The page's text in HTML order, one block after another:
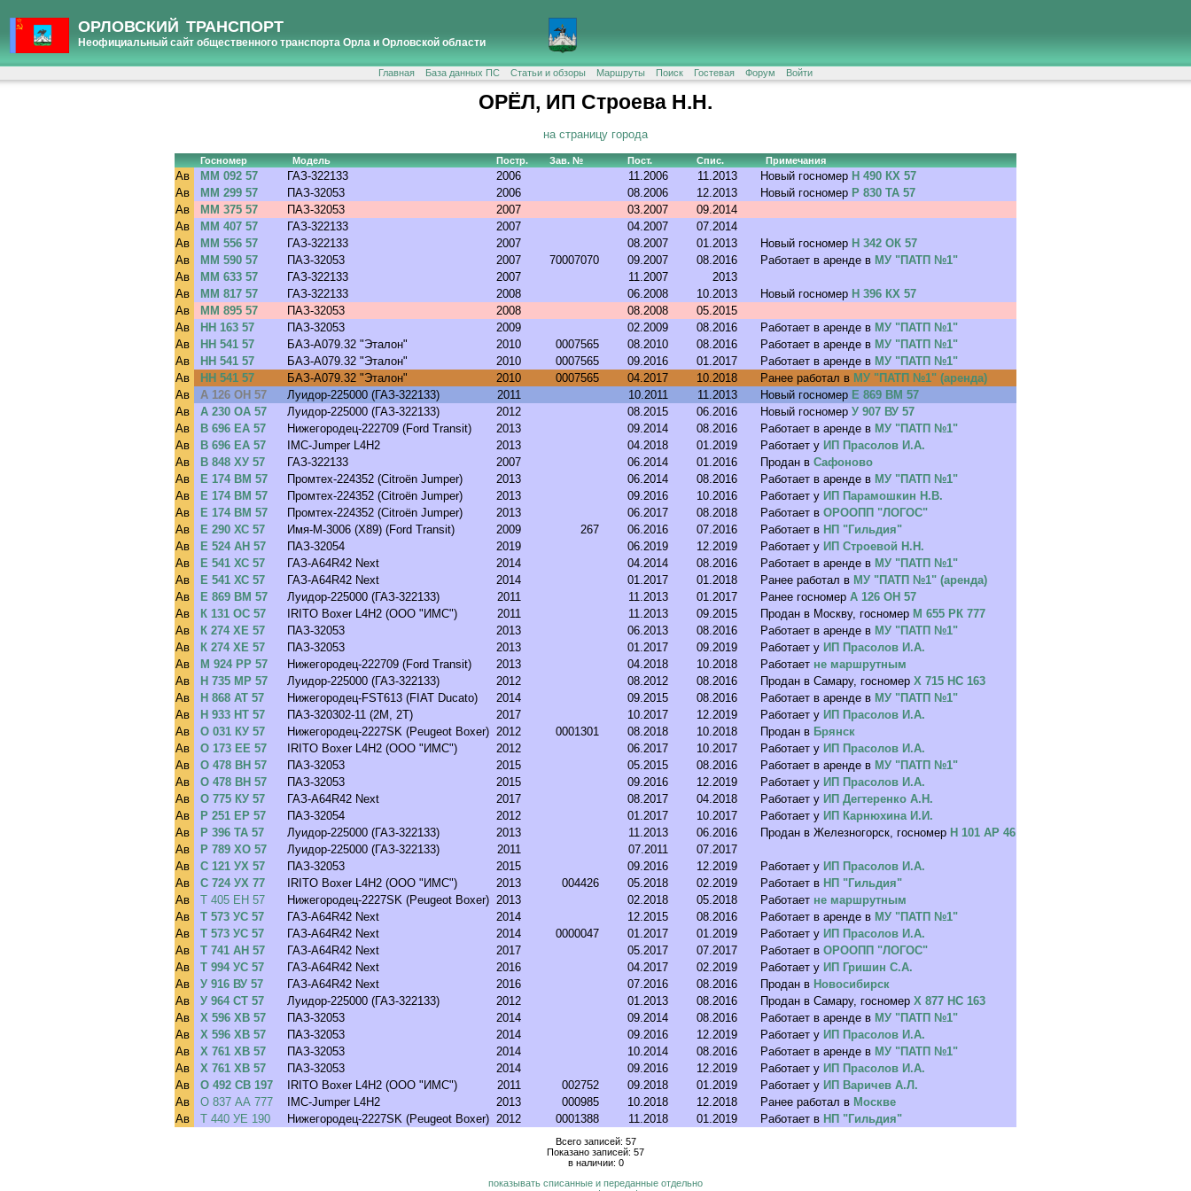
ОРЛОВСКИЙ ТРАНСПОРТ
Неофициальный сайт общественного транспорта Орла и Орловской области
Главная База данных ПС Статьи и обзоры Маршруты Поиск Гостевая Форум Войти
ОРЁЛ, ИП Строева Н.Н.
на страницу города
Госномер Модель Постр. Зав. № Пост. Спис. Примечания
Ав ММ 092 57 ГАЗ-322133 2006 11.2006 11.2013 Новый госномер Н 490 КХ 57
Ав
ММ 299 57 ПАЗ-32053 2006 08.2006 12.2013 Новый госномер Р 830 ТА 57
Ав
ММ 375 57 ПАЗ-32053 2007 03.2007
09.2014
Ав
ММ 407 57 ГАЗ-322133 2007 04.2007
07.2014
Ав
ММ 556 57 ГАЗ-322133 2007 08.2007 01.2013 Новый госномер Н 342 ОК 57
Ав
ММ 590 57 ПАЗ-32053 2007 70007070 09.2007 08.2016 Работает в аренде в МУ "ПАТП №1"
Ав
ММ 633 57 ГАЗ-322133 2007 11.2007
2013
Ав
ММ 817 57 ГАЗ-322133 2008 06.2008 10.2013 Новый госномер Н 396 КХ 57
Ав
ММ 895 57 ПАЗ-32053 2008 08.2008
05.2015
Ав
НН 163 57 ПАЗ-32053 2009 02.2009 08.2016 Работает в аренде в МУ "ПАТП №1"
Ав
НН 541 57 БАЗ-А079.32 "Эталон" 2010 0007565 08.2010 08.2016 Работает в аренде в МУ "ПАТП №1"
Ав
НН 541 57 БАЗ-А079.32 "Эталон" 2010 0007565 09.2016 01.2017 Работает в аренде в МУ "ПАТП №1"
Ав
НН 541 57 БАЗ-А079.32 "Эталон" 2010 0007565 04.2017 10.2018 Ранее работал в МУ "ПАТП №1" (аренда)
Ав
А 126 ОН 57 Луидор-225000 (ГАЗ-322133) 2011 10.2011 11.2013 Новый госномер Е 869 ВМ 57
Ав
А 230 ОА 57 Луидор-225000 (ГАЗ-322133) 2012 08.2015 06.2016 Новый госномер У 907 ВУ 57
Ав
В 696 ЕА 57 Нижегородец-222709 (Ford Transit) 2013 09.2014 08.2016 Работает в аренде в МУ "ПАТП №1"
Ав
В 696 ЕА 57 IMC-Jumper L4H2 2013 04.2018 01.2019 Работает у ИП Прасолов И.А.
Ав
В 848 ХУ 57 ГАЗ-322133 2007 06.2014 01.2016 Продан в Сафоново
Ав
Е 174 ВМ 57 Промтех-224352 (Citroёn Jumper) 2013 06.2014 08.2016 Работает в аренде в МУ "ПАТП №1"
Ав
Е 174 ВМ 57 Промтех-224352 (Citroёn Jumper) 2013 09.2016 10.2016 Работает у ИП Парамошкин Н.В.
Ав
Е 174 ВМ 57 Промтех-224352 (Citroёn Jumper) 2013 06.2017 08.2018 Работает в ОРООПП "ЛОГОС"
Ав
Е 290 ХС 57 Имя-М-3006 (X89) (Ford Transit) 2009 267 06.2016 07.2016 Работает в НП "Гильдия"
Ав
Е 524 АН 57 ПАЗ-32054 2019 06.2019 12.2019 Работает у ИП Строевой Н.Н.
Ав
Е 541 ХС 57 ГАЗ-A64R42 Next 2014 04.2014 08.2016 Работает в аренде в МУ "ПАТП №1"
Ав
Е 541 ХС 57 ГАЗ-A64R42 Next 2014 01.2017 01.2018 Ранее работал в МУ "ПАТП №1" (аренда)
Ав
Е 869 ВМ 57 Луидор-225000 (ГАЗ-322133) 2011 11.2013 01.2017 Ранее госномер А 126 ОН 57
Ав
К 131 ОС 57 IRITO Boxer L4H2 (ООО "ИМС") 2011 11.2013 09.2015 Продан в Москву, госномер М 655 РК 777
Ав
К 274 ХЕ 57 ПАЗ-32053 2013 06.2013 08.2016 Работает в аренде в МУ "ПАТП №1"
Ав
К 274 ХЕ 57 ПАЗ-32053 2013 01.2017 09.2019 Работает у ИП Прасолов И.А.
Ав
М 924 РР 57 Нижегородец-222709 (Ford Transit) 2013 04.2018 10.2018 Работает не маршрутным
Ав
Н 735 МР 57 Луидор-225000 (ГАЗ-322133) 2012 08.2012 08.2016 Продан в Самару, госномер Х 715 НС 163
Ав
Н 868 АТ 57 Нижегородец-FST613 (FIAT Ducato) 2014 09.2015 08.2016 Работает в аренде в МУ "ПАТП №1"
Ав
Н 933 НТ 57 ПАЗ-320302-11 (2M, 2T) 2017 10.2017 12.2019 Работает у ИП Прасолов И.А.
Ав
О 031 КУ 57 Нижегородец-2227SK (Peugeot Boxer) 2012 0001301 08.2018 10.2018 Продан в Брянск
Ав
О 173 ЕЕ 57 IRITO Boxer L4H2 (ООО "ИМС") 2012 06.2017 10.2017 Работает у ИП Прасолов И.А.
Ав
О 478 ВН 57 ПАЗ-32053 2015 05.2015 08.2016 Работает в аренде в МУ "ПАТП №1"
Ав
О 478 ВН 57 ПАЗ-32053 2015 09.2016 12.2019 Работает у ИП Прасолов И.А.
Ав
О 775 КУ 57 ГАЗ-A64R42 Next 2017 08.2017 04.2018 Работает у ИП Дегтеренко А.Н.
Ав
Р 251 ЕР 57 ПАЗ-32054 2012 01.2017 10.2017 Работает у ИП Карнюхина И.И.
Ав
Р 396 ТА 57 Луидор-225000 (ГАЗ-322133) 2013 11.2013 06.2016 Продан в Железногорск, госномер Н 101 АР 46
Ав
Р 789 ХО 57 Луидор-225000 (ГАЗ-322133) 2011 07.2011
07.2017
Ав
С 121 УХ 57 ПАЗ-32053 2015 09.2016 12.2019 Работает у ИП Прасолов И.А.
Ав
С 724 УХ 77 IRITO Boxer L4H2 (ООО "ИМС") 2013 004426 05.2018 02.2019 Работает в НП "Гильдия"
Ав
Т 405 ЕН 57 Нижегородец-2227SK (Peugeot Boxer) 2013 02.2018 05.2018 Работает не маршрутным
Ав
Т 573 УС 57 ГАЗ-A64R42 Next 2014 12.2015 08.2016 Работает в аренде в МУ "ПАТП №1"
Ав
Т 573 УС 57 ГАЗ-A64R42 Next 2014 0000047 01.2017 01.2019 Работает у ИП Прасолов И.А.
Ав
Т 741 АН 57 ГАЗ-A64R42 Next 2017 05.2017 07.2017 Работает в ОРООПП "ЛОГОС"
Ав
Т 994 УС 57 ГАЗ-A64R42 Next 2016 04.2017 02.2019 Работает у ИП Гришин С.А.
Ав
У 916 ВУ 57 ГАЗ-A64R42 Next 2016 07.2016 08.2016 Продан в Новосибирск
Ав
У 964 СТ 57 Луидор-225000 (ГАЗ-322133) 2012 01.2013 08.2016 Продан в Самару, госномер Х 877 НС 163
Ав
Х 596 ХВ 57 ПАЗ-32053 2014 09.2014 08.2016 Работает в аренде в МУ "ПАТП №1"
Ав
Х 596 ХВ 57 ПАЗ-32053 2014 09.2016 12.2019 Работает у ИП Прасолов И.А.
Ав
Х 761 ХВ 57 ПАЗ-32053 2014 10.2014 08.2016 Работает в аренде в МУ "ПАТП №1"
Ав
Х 761 ХВ 57 ПАЗ-32053 2014 09.2016 12.2019 Работает у ИП Прасолов И.А.
Ав
О 492 СВ 197 IRITO Boxer L4H2 (ООО "ИМС") 2011 002752 09.2018 01.2019 Работает у ИП Варичев А.Л.
Ав
О 837 АА 777 IMC-Jumper L4H2 2013 000985 10.2018 12.2018 Ранее работал в Москве
Ав
Т 440 УЕ 190 Нижегородец-2227SK (Peugeot Boxer) 2012 0001388 11.2018 01.2019 Работает в НП "Гильдия"
Всего записей: 57
Показано записей: 57
в наличии: 0
показывать списанные и переданные отдельно